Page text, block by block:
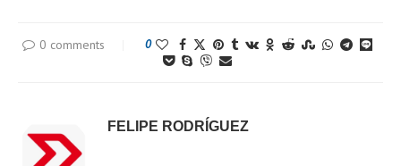
0 comments 0
FELIPE RODRÍGUEZ